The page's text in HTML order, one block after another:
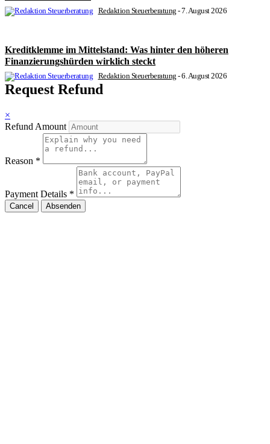
Redaktion Steuerberatung -7. August 2026
Kreditklemme im Mittelstand: Was hinter den höheren
Finanzierungshürden wirklich steckt
Redaktion Steuerberatung -6. August 2026
Request Refund
×
Refund Amount
Reason *
Payment Details *
Cancel Absenden